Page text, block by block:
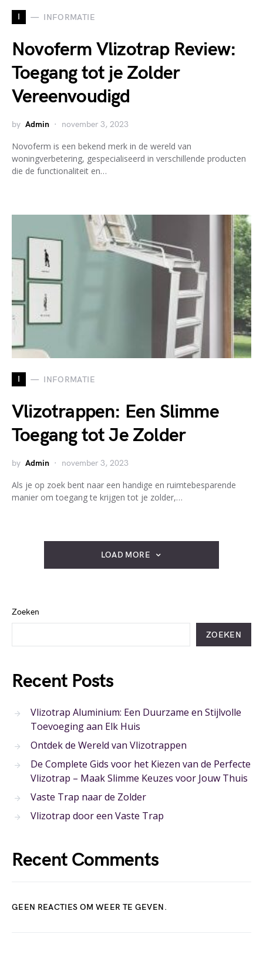
I INFORMATIE
Novoferm Vlizotrap Review:
Toegang tot je Zolder
Vereenvoudigd
by Admin november 3, 2023
Novoferm is een bekend merk in de wereld van
woningverbetering, gespecialiseerd in verschillende producten
die de functionaliteit en…
I INFORMATIE
Vlizotrappen: Een Slimme
Toegang tot Je Zolder
by Admin november 3, 2023
Als je op zoek bent naar een handige en ruimtebesparende
manier om toegang te krijgen tot je zolder,…
LOAD MORE
Zoeken
ZOEKEN
Recent Posts
Vlizotrap Aluminium: Een Duurzame en Stijlvolle
Toevoeging aan Elk Huis
Ontdek de Wereld van Vlizotrappen
De Complete Gids voor het Kiezen van de Perfecte
Vlizotrap – Maak Slimme Keuzes voor Jouw Thuis
Vaste Trap naar de Zolder
Vlizotrap door een Vaste Trap
Recent Comments
GEEN REACTIES OM WEER TE GEVEN.